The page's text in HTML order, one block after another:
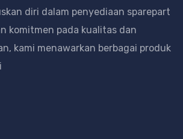
diri dalam penyediaan sparepart
komitmen pada kualitas dan
kami menawarkan berbagai produk